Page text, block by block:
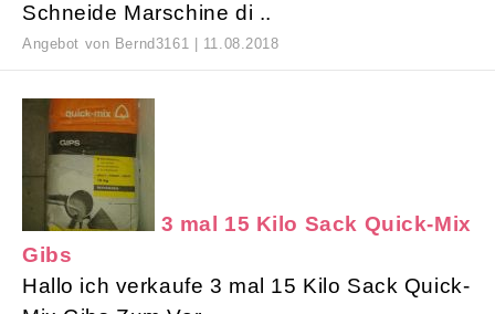
Schneide Marschine di ..
Angebot von Bernd3161 | 11.08.2018
3 mal 15 Kilo Sack Quick-Mix
Gibs
Hallo ich verkaufe 3 mal 15 Kilo Sack Quick-